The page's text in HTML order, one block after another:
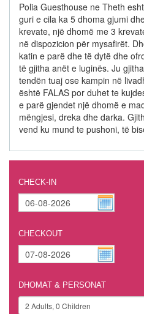
Polia Guesthouse ne Theth
guri e cila ka 5 dhoma gjumi
krevate, një dhomë me 3
në dispozicion për mysafirët.
katin e parë dhe të dytë dhe
të gjitha anët e luginës. Ju
tendën tuaj ose kampin në
është FALAS por duhet te
e parë gjendet një dhomë e
mëngjesi, dreka dhe darka.
vend ku mund te pushoni, të
CHECK-IN
CHECKOUT
DHOMAT & PERSONAT